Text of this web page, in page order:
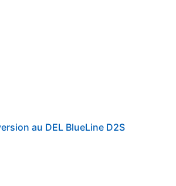
au DEL BlueLine D2S